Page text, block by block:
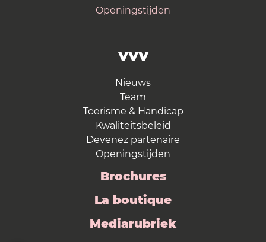
Openingstijden
VVV
Nieuws
Team
Toerisme & Handicap
Kwaliteitsbeleid
Devenez partenaire
Openingstijden
Brochures
La boutique
Mediarubriek